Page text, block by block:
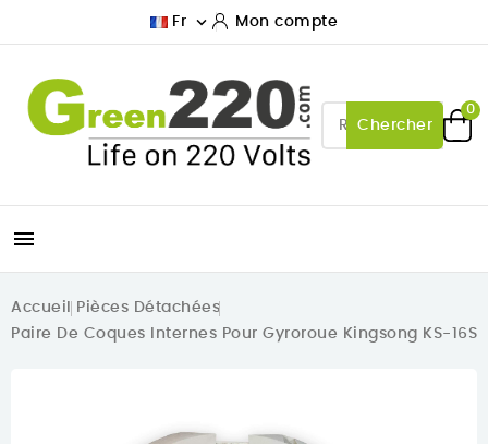
Fr  Mon compte
Chercher
0

Accueil
Pièces Détachées
Paire De Coques Internes Pour Gyroroue Kingsong KS-16S